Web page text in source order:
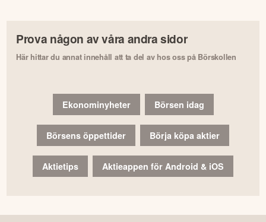
Prova någon av våra andra sidor
Här hittar du annat innehåll att ta del av hos oss på Börskollen
Ekonominyheter Börsen idag
Börsens öppettider Börja köpa aktier
Aktietips Aktieappen för Android & iOS